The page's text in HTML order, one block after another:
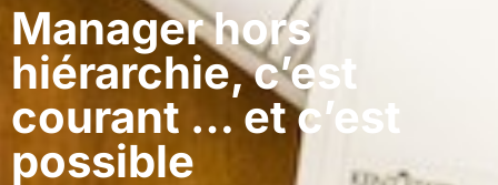
Manager hors
hiérarchie, c’est
courant … et c’est
possible